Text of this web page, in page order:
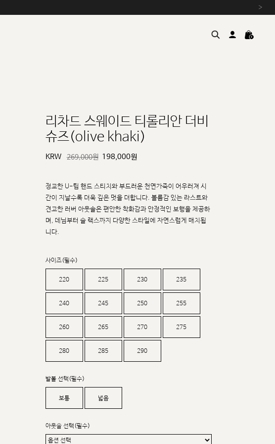
›
sat,sun,holiday off
리차드 스웨이드 티롤리안 더비
슈즈(olive khaki)
KRW 269,000원 198,000원
정교한 U-팁 핸드 스티치와 부드러운 천연가죽이 어우러져 시
간이 지날수록 더욱 깊은 멋을 더합니다. 볼륨감 있는 라스트와
견고한 러버 아웃솔은 편안한 착화감과 안정적인 보행을 제공하
며, 데님부터 슬 랙스까지 다양한 스타일에 자연스럽게 매치됩
니다.
사이즈(필수)
220 225 230 235
240 245 250 255
260 265 270 275
280 285 290
발볼 선택(필수)
보통 넓음
아웃솔 선택(필수)